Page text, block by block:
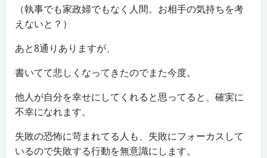
（執事でも家政婦でもなく人間。お相手の気持ちを考
えないと？）
あと8通りありますが、
書いてて悲しくなってきたのでまた今度。
他人が自分を幸せにしてくれると思ってると、確実に
不幸になれます。
失敗の恐怖に苛まれてる人も、失敗にフォーカスして
いるので失敗する行動を無意識にします。